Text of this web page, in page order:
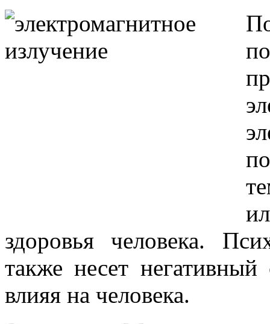
здоровья человека.
также несет негативный
влияя на человека.